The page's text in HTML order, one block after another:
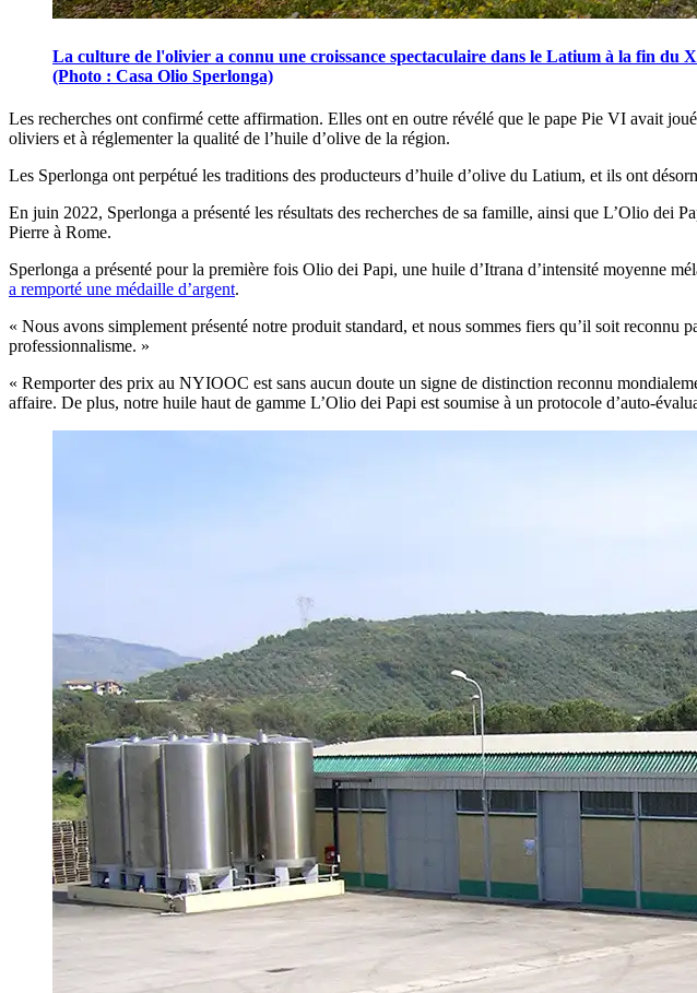
La culture de l'olivier a connu une croissance spectaculaire dans le Latium à la fin du
(Photo : Casa Olio Sperlonga)
Les recherches ont confirmé cette affirmation. Elles ont en outre révélé que le pape Pie VI avait
oliviers et à réglementer la qualité de l’huile d’olive de la région.
Les Sperlonga ont perpétué les traditions des producteurs d’huile d’olive du Latium, et ils ont
En juin 2022, Sperlonga a présenté les résultats des recherches de sa famille, ainsi que L’Olio dei
Pierre à Rome.
Sperlonga a présenté pour la première fois Olio dei Papi, une huile d’Itrana d’intensité moyenne
a remporté une médaille d’argent.
« Nous avons simplement présenté notre produit standard, et nous sommes fiers qu’il soit reconnu
professionnalisme. »
« Remporter des prix au NYIOOC est sans aucun doute un signe de distinction reconnu
affaire. De plus, notre huile haut de gamme L’Olio dei Papi est soumise à un protocole d’auto-